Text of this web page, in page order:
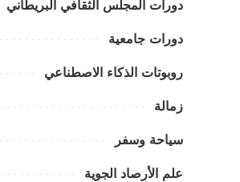
دورات المجلس الثقافي البريطاني
دورات جامعية
روبوتات الذكاء الاصطناعي
زمالة
سياحة وسفر
علم الأرصاد الجوية